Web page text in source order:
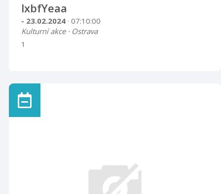
lxbfYeaa
- 23.02.2024 · 07:10:00
Kulturní akce · Ostrava
1